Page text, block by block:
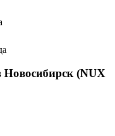
Новосибирск (NUX